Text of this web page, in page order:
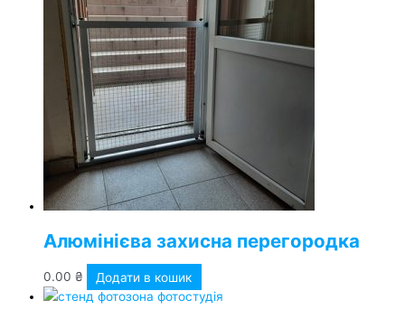
Алюмінієва захисна перегородка
0.00 ₴ Додати в кошик